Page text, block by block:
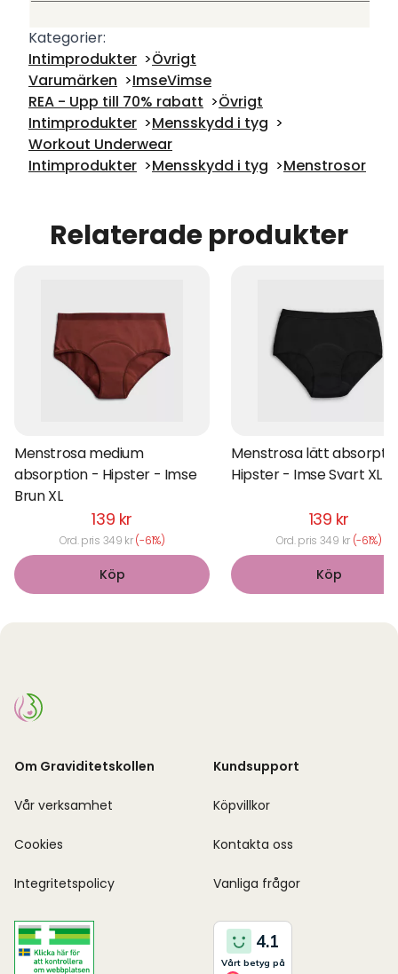
Kategorier:
Intimprodukter
Övrigt
Varumärken
ImseVimse
REA - Upp till 70% rabatt
Övrigt
Intimprodukter
Mensskydd i tyg
Workout Underwear
Intimprodukter
Mensskydd i tyg Menstrosor
Relaterade produkter
Menstrosa medium
absorption - Hipster - Imse
Brun XL
139 kr
Ord. pris 349 kr(-61%)
Köp
Menstrosa lätt
Hipster - Imse Svart XL
139 kr
Ord. pris 349 kr (-61%)
Köp
Om Graviditetskollen
Vår verksamhet
Cookies
Integritetspolicy
Kundsupport
Köpvillkor
Kontakta oss
Vanliga frågor